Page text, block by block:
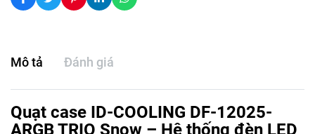
Mô tả Đánh giá
Quạt case ID-COOLING DF-12025-
ARGB TRIO Snow – Hệ thống đèn LED